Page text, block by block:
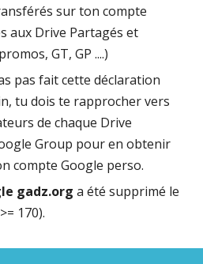
sur ton compte
aux Drive Partagés et
promos, GT, GP ....)
pas fait cette déclaration
tu dois te rapprocher vers
de chaque Drive
Group pour en obtenir
compte Google perso.
gadz.org a été supprimé le
170).